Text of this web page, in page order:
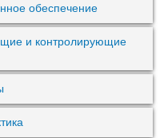
обеспечение
и контролирующие